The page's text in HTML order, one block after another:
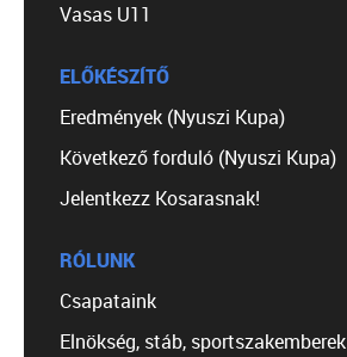
Vasas U11
ELŐKÉSZÍTŐ
Eredmények (Nyuszi Kupa)
Következő forduló (Nyuszi Kupa)
Jelentkezz Kosarasnak!
RÓLUNK
Csapataink
Elnökség, stáb, sportszakemberek